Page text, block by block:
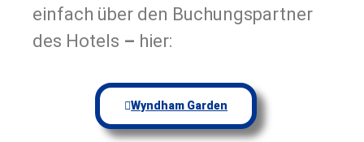
einfach über den Buchungspartner
des Hotels – hier:
Wyndham Garden